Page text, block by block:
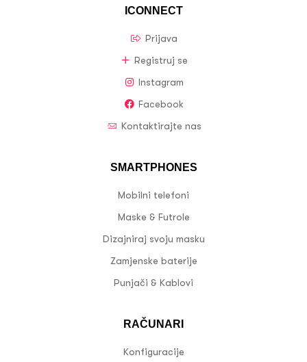
ICONNECT
Prijava
Registruj se
Instagram
Facebook
Kontaktirajte nas
SMARTPHONES
Mobilni telefoni
Maske & Futrole
Dizajniraj svoju masku
Zamjenske baterije
Punjači & Kablovi
RAČUNARI
Konfiguracije